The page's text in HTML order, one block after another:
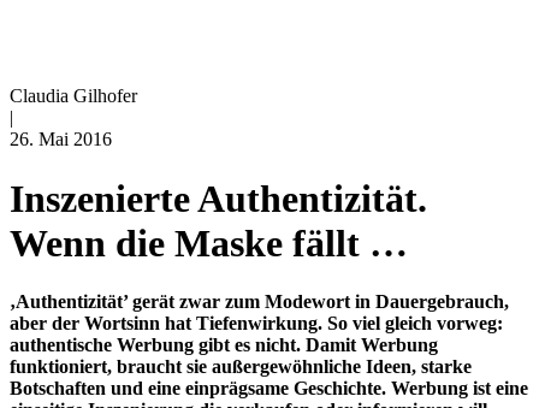
Claudia Gilhofer
|
26. Mai 2016
Inszenierte Authentizität.
Wenn die Maske fällt …
‚Authentizität’ gerät zwar zum Modewort in Dauergebrauch,
aber der Wortsinn hat Tiefenwirkung. So viel gleich vorweg:
authentische Werbung gibt es nicht. Damit Werbung
funktioniert, braucht sie außergewöhnliche Ideen, starke
Botschaften und eine einprägsame Geschichte. Werbung ist eine